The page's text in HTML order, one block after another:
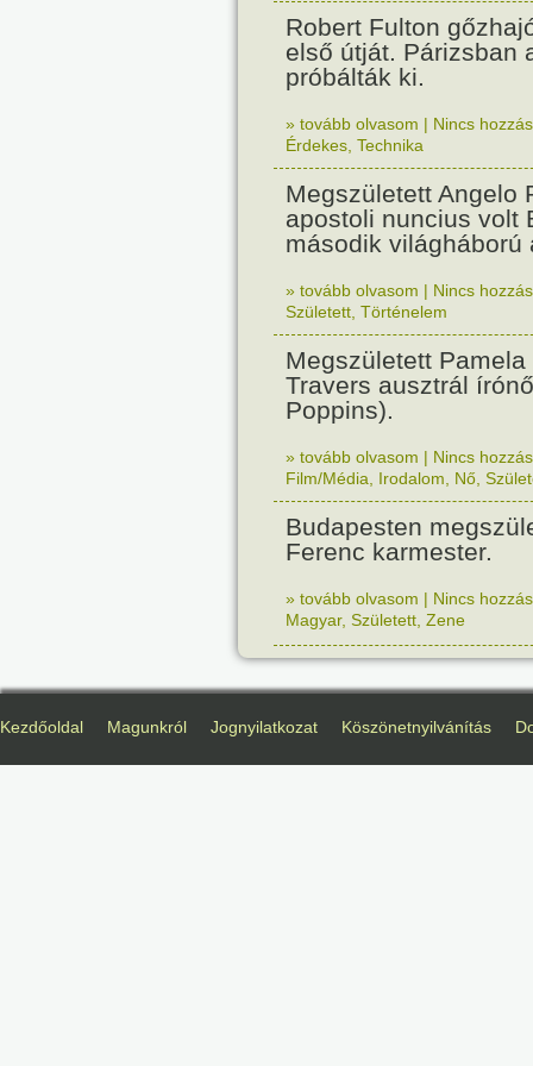
Robert Fulton
első útját. Párizsban
próbálták ki.
» tovább olvasom | Nincs
Érdekes Technika
Megszületett Angelo
apostoli nuncius volt
második világháború
» tovább olvasom | Nincs
Született Történelem
Megszületett Pamela
Travers ausztrál
Poppins).
» tovább olvasom | Nincs
Film/Média
Irodalom Nő
Budapesten
Ferenc karmester.
» tovább olvasom | Nincs
Magyar, Született Zene
Kezdőoldal Magunkról Jognyilatkozat Köszönetnyilvánítás